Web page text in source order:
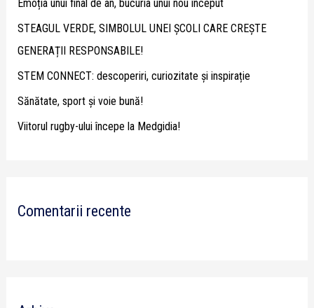
o
r
:
Emoția unui final de an, bucuria unui nou început
STEAGUL VERDE, SIMBOLUL UNEI ȘCOLI CARE CREȘTE
GENERAȚII RESPONSABILE!
STEM CONNECT: descoperiri, curiozitate și inspirație
Sănătate, sport și voie bună!
Viitorul rugby-ului începe la Medgidia!
Comentarii recente